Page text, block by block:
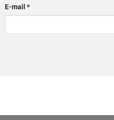
E-mail*